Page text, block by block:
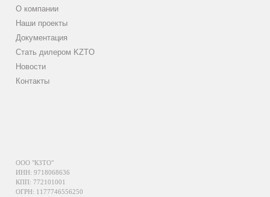
О компании
Наши проекты
Документация
Стать дилером KZTO
Новости
Контакты
ООО "КЗТО"
ИНН: 9718068636
КПП: 772101001
ОГРН: 1177746556250